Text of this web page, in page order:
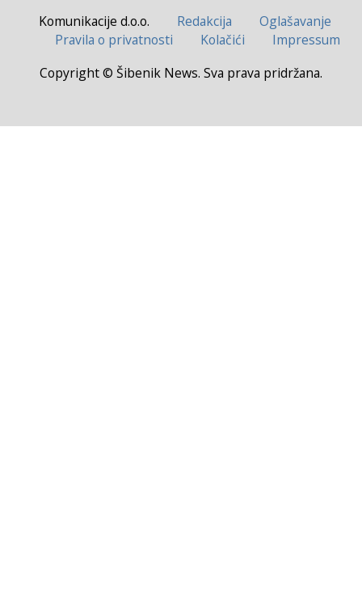
Komunikacije d.o.o. Redakcija
Oglašavanje
Pravila o privatnosti
Kolačići
Impressum
Copyright © Šibenik News. Sva prava pridržana.